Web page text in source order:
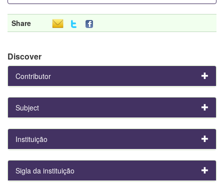
Share
Discover
Contributor
Subject
Instituição
Sigla da instituição